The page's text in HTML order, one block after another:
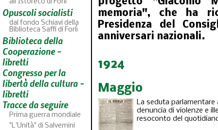
all'Istoreco di Forlì
Opuscoli socialisti
dal fondo Schiavi della
Biblioteca Saffi di Forlì
Biblioteca della
Cooperazione -
libretti
Congresso per la
libertà della cultura -
libretti
Tracce da seguire
Prima guerra mondiale
"L'Unità" di Salvemini
memoria", che ha
Presidenza del
anniversari nazionali.
1924
Maggio
La seduta parlamentare
denuncia di violenze e
resoconto del
ABC
Acpol
9fascicoli